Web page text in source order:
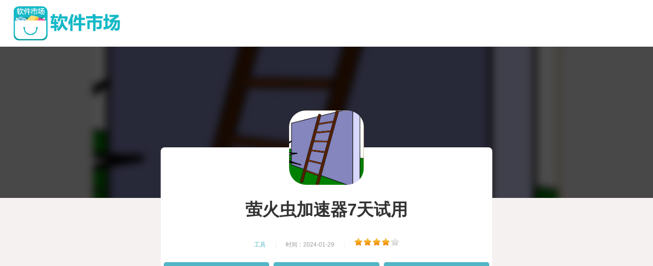
萤火虫加速器7天试用
工具 时间：2024-01-29